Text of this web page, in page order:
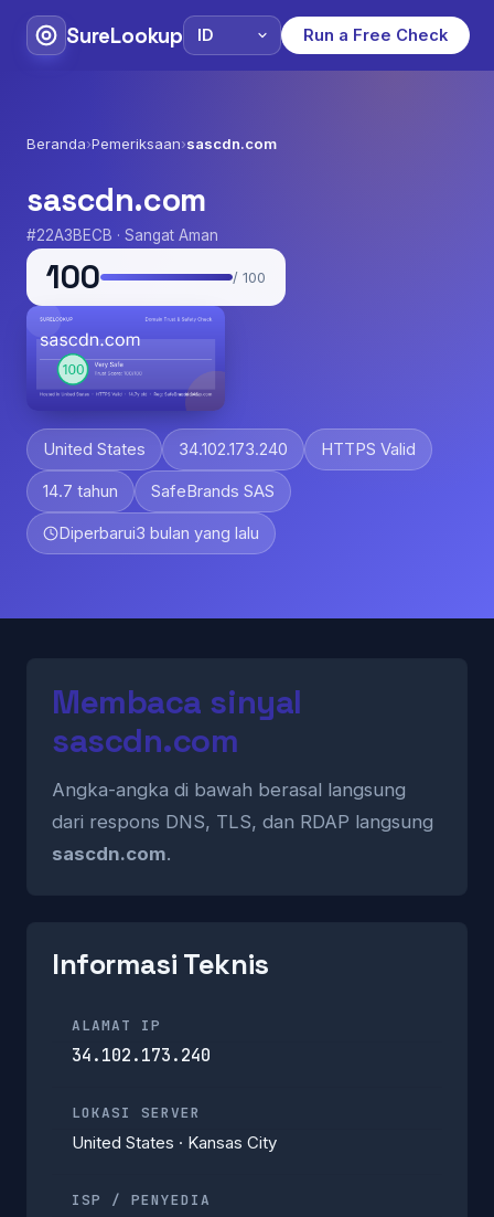
SureLookup Run a Free Check
Beranda›Pemeriksaan›sascdn.com
sascdn.com
#22A3BECB · Sangat Aman
100 / 100
United States 34.102.173.240 HTTPS Valid
14.7 tahun SafeBrands SAS
Diperbarui3 bulan yang lalu
Membaca sinyal
sascdn.com
Angka-angka di bawah berasal langsung
dari respons DNS, TLS, dan RDAP langsung
sascdn.com.
Informasi Teknis
ALAMAT IP
34.102.173.240
LOKASI SERVER
United States · Kansas City
ISP / PENYEDIA